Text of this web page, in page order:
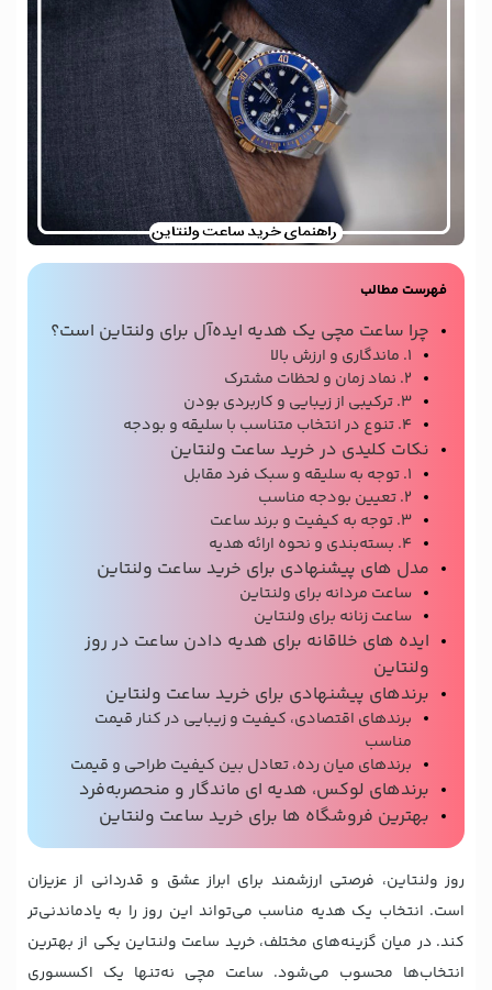
فهرست مطالب
چرا ساعت مچی یک هدیه ایده‌آل برای ولنتاین است؟
۱. ماندگاری و ارزش بالا
۲. نماد زمان و لحظات مشترک
۳. ترکیبی از زیبایی و کاربردی بودن
۴. تنوع در انتخاب متناسب با سلیقه و بودجه
نکات کلیدی در خرید ساعت ولنتاین
۱. توجه به سلیقه و سبک فرد مقابل
۲. تعیین بودجه مناسب
۳. توجه به کیفیت و برند ساعت
۴. بسته‌بندی و نحوه ارائه هدیه
مدل های پیشنهادی برای خرید ساعت ولنتاین
ساعت مردانه برای ولنتاین
ساعت زنانه برای ولنتاین
ایده های خلاقانه برای هدیه دادن ساعت در روز
ولنتاین
برندهای پیشنهادی برای خرید ساعت ولنتاین
برندهای اقتصادی، کیفیت و زیبایی در کنار قیمت
مناسب
برندهای میان رده، تعادل بین کیفیت طراحی و قیمت
برندهای لوکس، هدیه ای ماندگار و منحصر‌به‌فرد
بهترین فروشگاه ها برای خرید ساعت ولنتاین
روز ولنتاین، فرصتی ارزشمند برای ابراز عشق و قدردانی از عزیزان
است. انتخاب یک هدیه مناسب می‌تواند این روز را به یادماندنی‌تر
کند. در میان گزینه‌های مختلف، خرید ساعت ولنتاین یکی از بهترین
انتخاب‌ها محسوب می‌شود. ساعت مچی نه‌تنها یک اکسسوری